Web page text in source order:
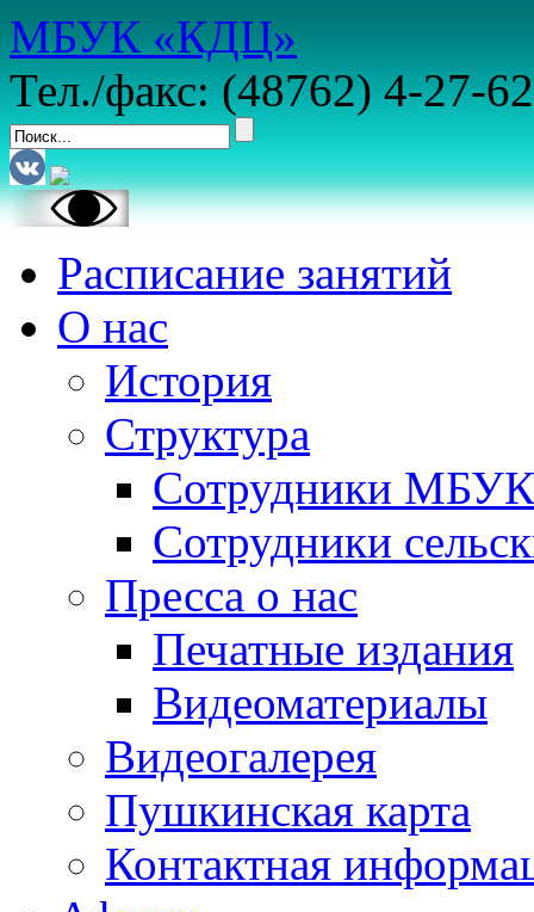
МБУК «КДЦ»
Тел./факс: (48762) 4-27-62
Расписание занятий
О нас
История
Структура
Сотрудники
Сотрудники
Пресса о нас
Печатные издания
Видеоматериалы
Видеогалерея
Пушкинская карта
Контактная